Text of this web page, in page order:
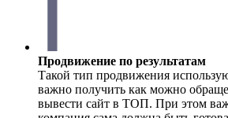
Продвижение по результатам
Такой тип продвижения
важно получить как можно
вывести сайт в ТОП. При этом